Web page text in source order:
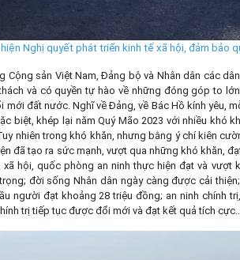
Nghị quyết phát triển kinh tế xã hội, đảm bảo
sản Việt Nam, Đảng bộ và Nhân dân các
và có quyền tự hào về những đóng góp to
đất nước. Nghĩ về Đảng, về Bác Hồ kính yêu,
biệt, khép lại năm Quý Mão 2023 với nhiều khó
nhiên trong khó khăn, nhưng bằng ý chí kiên
đã tạo ra sức mạnh, vượt qua những khó khăn,
hội, quốc phòng an ninh thực hiện đạt và vượt
đời sống Nhân dân ngày càng được cải
người đạt khoảng 28 triệu đồng; an ninh chính
trị tiếp tục được đổi mới và đạt kết quả tích